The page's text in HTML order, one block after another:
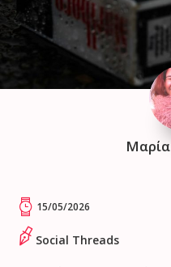
15/05/2026
Social Threads